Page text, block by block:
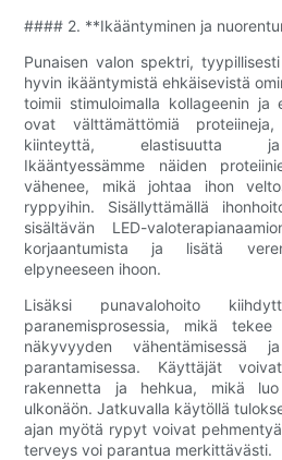
#### 2. **Ikääntyminen ja
Punaisen valon spektri,
hyvin ikääntymistä ehkäisevistä
toimii stimuloimalla kollageenin ja
ovat välttämättömiä
kiinteyttä, elastisuutta ja
Ikääntyessämme näiden
vähenee, mikä johtaa ihon
ryppyihin. Sisällyttämällä
sisältävän LED-
korjaantumista ja lisätä
elpyneeseen ihoon.
Lisäksi punavalohoito
paranemisprosessia, mikä
näkyvyyden
parantamisessa. Käyttäjät
rakennetta ja hehkua, mikä luo
ulkonäön. Jatkuvalla käytöllä
ajan myötä rypyt voivat
terveys voi parantua merkittävästi.